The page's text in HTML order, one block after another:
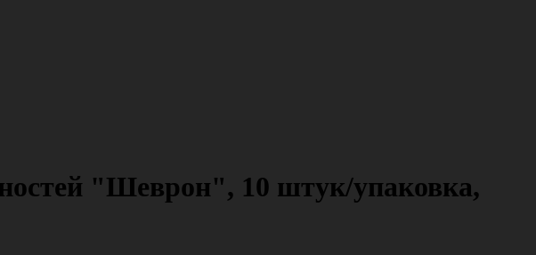
"Шеврон", 10 штук/упаковка,